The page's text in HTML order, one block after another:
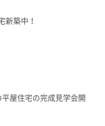
新築中！
平屋住宅の完成見学会開